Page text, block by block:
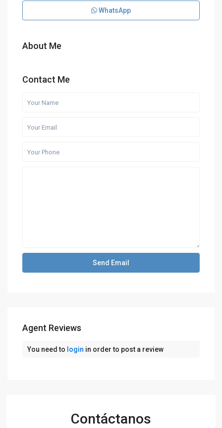
WhatsApp
About Me
Contact Me
Agent Reviews
You need to login in order to post a review
Contáctanos